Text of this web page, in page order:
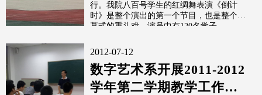
行。我院八百号学生的红绸舞表演《倒计
时》是整个演出的第一个节目，也是整个开
幕式的重头戏，演员中有120名学子
2012-07-12
数字艺术系开展2011-2012
学年第二学期教学工作总